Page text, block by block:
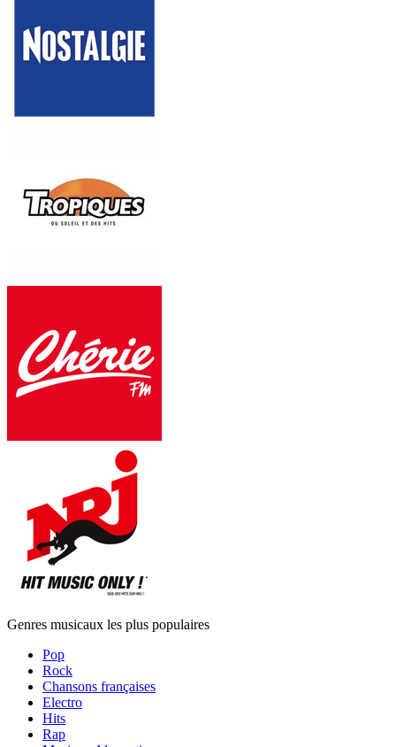
Genres musicaux les plus populaires
Pop
Rock
Chansons françaises
Electro
Hits
Rap